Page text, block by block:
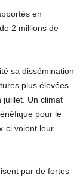
en
2 millions de
sa dissémination
plus élevées
juillet. Un climat
pour le
ci voient leur
par de fortes